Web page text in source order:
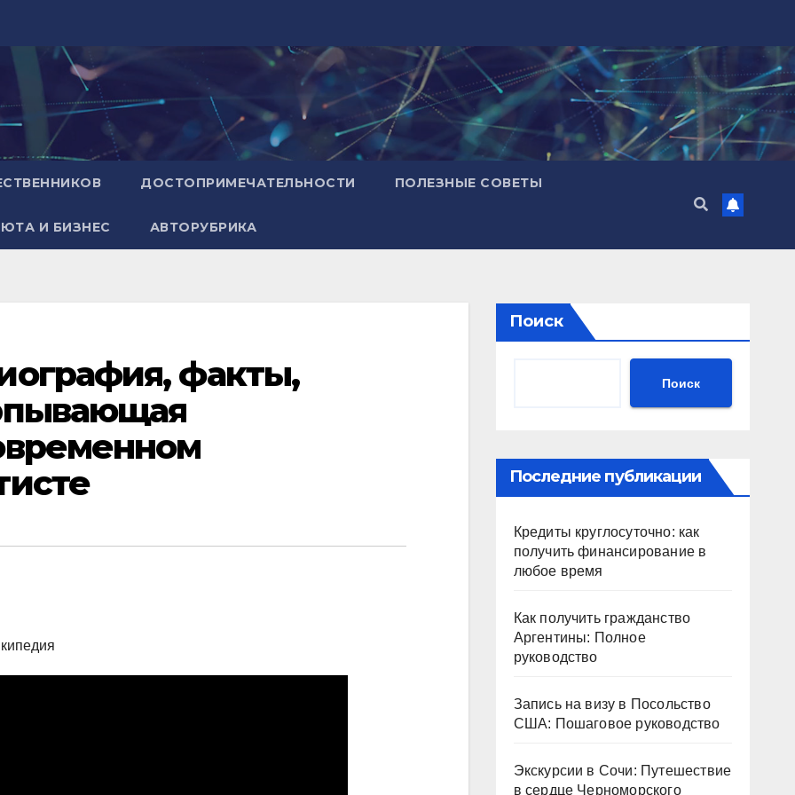
ДОСТОПРИМЕЧАТЕЛЬНОСТИ ПОЛЕЗНЫЕ СОВЕТЫ
И БИЗНЕС АВТОРУБРИКА
факты,
Поиск
Поиск
Последние публикации
Кредиты круглосуточно: как
получить финансирование в
любое время
Как получить гражданство
Аргентины: Полное
руководство
Запись на визу в Посольство
США: Пошаговое руководство
Экскурсии в Сочи: Путешествие
в сердце Черноморского